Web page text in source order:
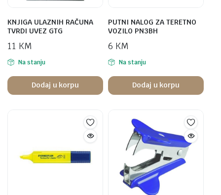
KNJIGA ULAZNIH RAČUNA
TVRDI UVEZ GTG
11 KM
Na stanju
Dodaj u korpu
PUTNI NALOG ZA TERETNO
VOZILO PN3BH
6 KM
Na stanju
Dodaj u korpu